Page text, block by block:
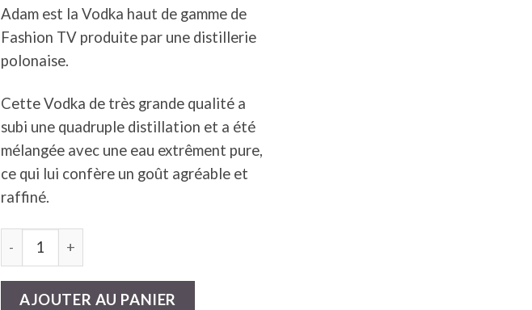
Adam est la Vodka haut de gamme de
Fashion TV produite par une distillerie
polonaise.
Cette Vodka de très grande qualité a
subi une quadruple distillation et a été
mélangée avec une eau extrêment pure,
ce qui lui confère un goût agréable et
raffiné.
quantité de F Vodka Luxury Collection Fashion TV 40% Magnum
AJOUTER AU PANIER